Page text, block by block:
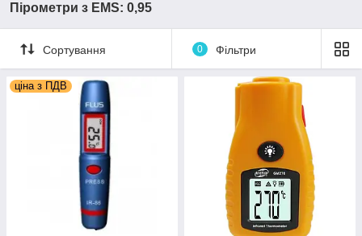
Пірометри з EMS: 0,95
Сортування 0 Фільтри
ціна з ПДВ